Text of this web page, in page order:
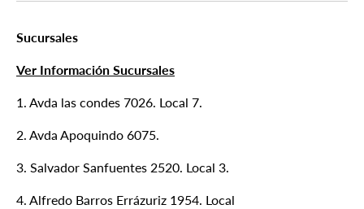
Sucursales
Ver Información Sucursales
1. Avda las condes 7026. Local 7.
2. Avda Apoquindo 6075.
3. Salvador Sanfuentes 2520. Local 3.
4. Alfredo Barros Errázuriz 1954. Local